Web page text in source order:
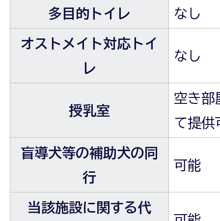
多目的トイレ なし
オストメイト対応トイ
レ
なし
授乳室
空き部
て提供
盲導犬等の補助犬の同
行
可能
当該施設に関する代